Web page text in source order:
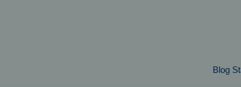
Blog